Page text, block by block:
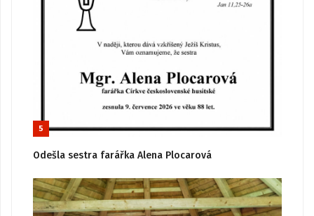
5
Odešla sestra farářka Alena Plocarová